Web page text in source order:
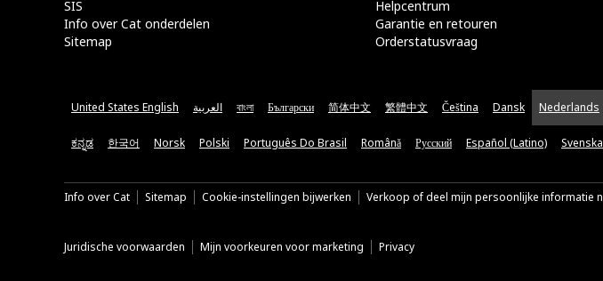
SIS
Info over Cat onderdelen
Sitemap
Helpcentrum
Garantie en retouren
Orderstatusvraag
United States English العربية বাংলা Български 简体中文 繁體中文 Čeština Dansk Nederlands
ಕನ್ನಡ 한국어 Norsk Polski Português Do Brasil Română Русский Español (Latino) Svenska
Info over Cat Sitemap Cookie-instellingen bijwerken Verkoop of deel mijn persoonlijke informatie
Juridische voorwaarden Mijn voorkeuren voor marketing Privacy